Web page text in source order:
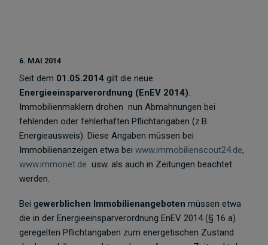
6. MAI 2014
Seit dem 01.05.2014 gilt die neue
Energieeinsparverordnung (EnEV 2014).
Immobilienmaklern drohen nun Abmahnungen bei
fehlenden oder fehlerhaften Pflichtangaben (z.B.
Energieausweis). Diese Angaben müssen bei
Immobilienanzeigen etwa beiwww.immobilienscout24.de,
www.immonet.de usw. als auch in Zeitungen beachtet
werden.
Bei gewerblichen Immobilienangeboten müssen etwa
die in der Energieeinsparverordnung EnEV 2014 (§ 16 a)
geregelten Pflichtangaben zum energetischen Zustand